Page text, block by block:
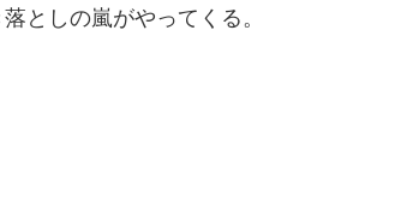
としの嵐がやってくる。